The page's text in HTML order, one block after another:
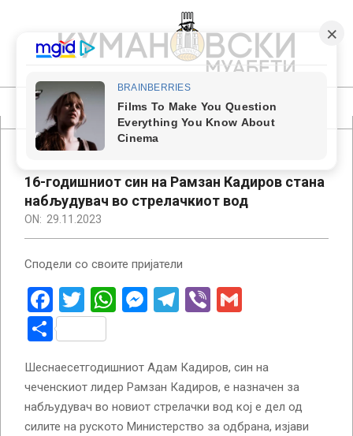
content
КУМАНОВСКИ
МУАБЕТИ
Navigation
16-годишниот син на Рамзан Кадиров стана
набљудувач во стрелачкиот вод
ON: 29.11.2023
Сподели со своите пријатели
Facebook
Twitter
WhatsApp
Messenger
Telegram
Viber
Share
Шеснаесетгодишниот Адам Кадиров, син на
чеченскиот лидер Рамзан Кадиров, е назначен за
набљудувач во новиот стрелачки вод кој е дел од
силите на руското Министерство за одбрана, изјави